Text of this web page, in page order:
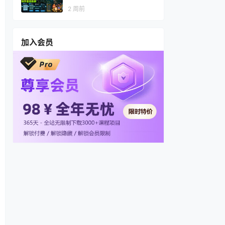
视频，多渠道变现，全套制作
思路拆解
2 周前
加入会员